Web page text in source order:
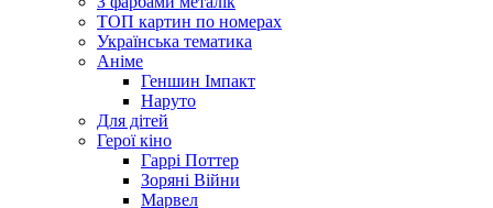
ТОП картин по номерах
Українська тематика
Аніме
Геншин Імпакт
Наруто
Для дітей
Герої кіно
Гаррі Поттер
Зоряні Війни
Марвел